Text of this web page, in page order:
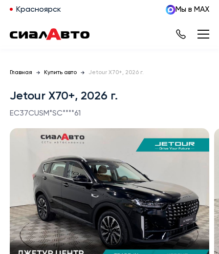
Красноярск Мы в MAX
Главная Купить авто Jetour X70+, 2026 г.
Jetour X70+, 2026 г.
EC37CUSM*SC****61